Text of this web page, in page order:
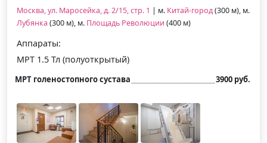
Москва, ул. Маросейка, д. 2/15, стр. 1 | м. Китай-город(300 м), м.
Лубянка (300 м), м. Площадь Революции (400 м)
Аппараты:
МРТ 1.5 Тл (полуоткрытый)
МРТ голеностопного сустава 3900 руб.